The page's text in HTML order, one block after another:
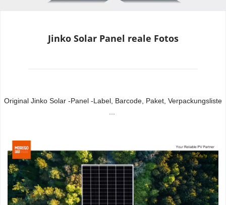
Jinko Solar Panel reale Fotos
Original Jinko Solar -Panel -Label, Barcode, Paket, Verpackungsliste